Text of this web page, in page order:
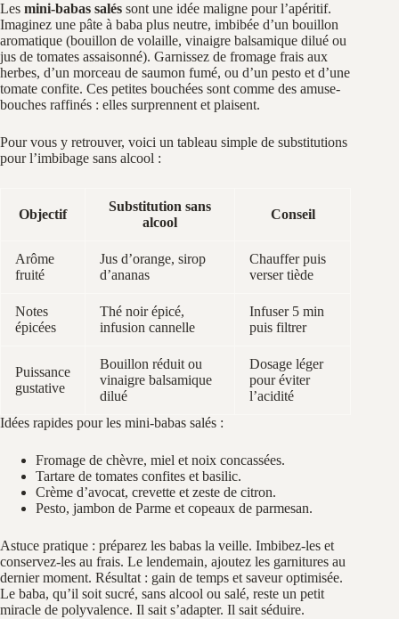
Les mini-babas salés sont une idée maligne pour l’apéritif.
Imaginez une pâte à baba plus neutre, imbibée d’un bouillon
aromatique (bouillon de volaille, vinaigre balsamique dilué ou
jus de tomates assaisonné). Garnissez de fromage frais aux
herbes, d’un morceau de saumon fumé, ou d’un pesto et d’une
tomate confite. Ces petites bouchées sont comme des amuse-
bouches raffinés : elles surprennent et plaisent.
Pour vous y retrouver, voici un tableau simple de substitutions
pour l’imbibage sans alcool :
Objectif
Substitution sans
alcool
Conseil
Arôme
fruité
Jus d’orange, sirop
d’ananas
Chauffer puis
verser tiède
Notes
épicées
Thé noir épicé,
infusion cannelle
Infuser 5 min
puis filtrer
Puissance
gustative
Bouillon réduit ou
vinaigre balsamique
dilué
Dosage léger
pour éviter
l’acidité
Idées rapides pour les mini-babas salés :
Fromage de chèvre, miel et noix concassées.
Tartare de tomates confites et basilic.
Crème d’avocat, crevette et zeste de citron.
Pesto, jambon de Parme et copeaux de parmesan.
Astuce pratique : préparez les babas la veille. Imbibez-les et
conservez-les au frais. Le lendemain, ajoutez les garnitures au
dernier moment. Résultat : gain de temps et saveur optimisée.
Le baba, qu’il soit sucré, sans alcool ou salé, reste un petit
miracle de polyvalence. Il sait s’adapter. Il sait séduire.